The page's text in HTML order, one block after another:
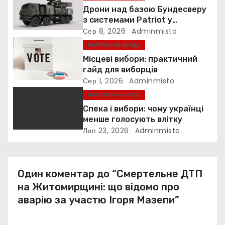
з
а
п
и
с
в
Дрони над базою Бундесверу
з системами Patriot у
Німеччині
Сер 8, 2026 Adminmisto
ПОЛІТИКА ТА ВЛАДА
Місцеві вибори: практичний
гайд для виборців
Сер 1, 2026 Adminmisto
ПОЛІТИКА ТА ВЛАДА
Спека і вибори: чому українці
менше голосують влітку
Лип 23, 2026 Adminmisto
Один коментар до “Смертельне ДТП
на Житомирщині: що відомо про
аварію за участю Ігоря Мазепи”